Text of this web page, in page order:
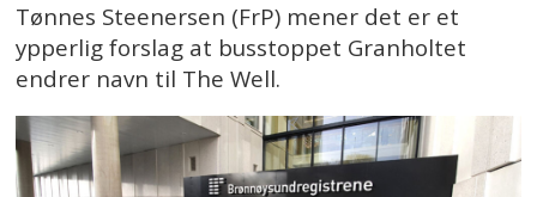
Tønnes Steenersen (FrP) mener det er et
ypperlig forslag at busstoppet Granholtet
endrer navn til The Well.